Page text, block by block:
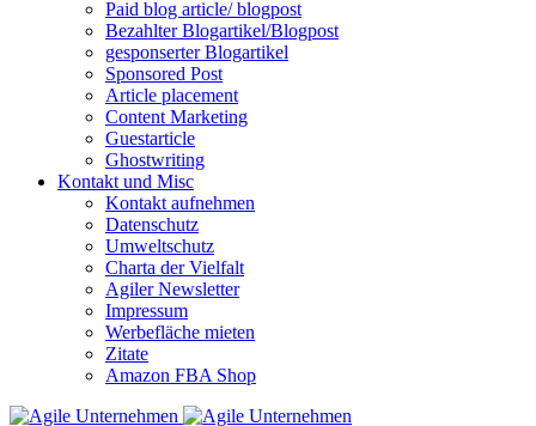
Paid blog article/ blogpost
Bezahlter Blogartikel/Blogpost
gesponserter Blogartikel
Sponsored Post
Article placement
Content Marketing
Guestarticle
Ghostwriting
Kontakt und Misc
Kontakt aufnehmen
Datenschutz
Umweltschutz
Charta der Vielfalt
Agiler Newsletter
Impressum
Werbefläche mieten
Zitate
Amazon FBA Shop